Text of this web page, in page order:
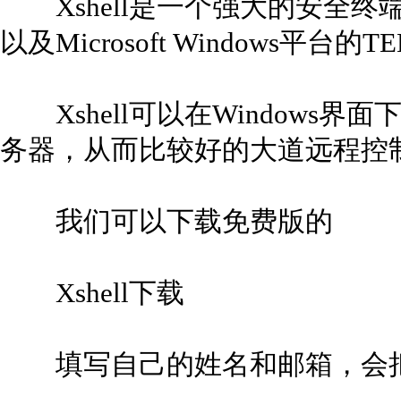
Xshell是一个强大的安全终端
以及Microsoft Windows平台的
Xshell可以在Windows界面下
务器，从而比较好的大道远程控
我们可以下载免费版的
Xshell下载
填写自己的姓名和邮箱，会